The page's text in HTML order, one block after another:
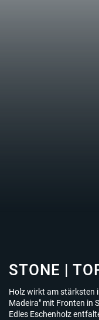
STONE |
Holz wirkt am stärksten
Madeira" mit Fronten in
Edles Eschenholz